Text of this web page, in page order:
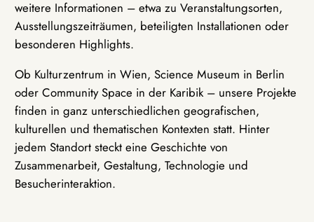
weitere Informationen – etwa zu Veranstaltungsorten,
Ausstellungszeiträumen, beteiligten Installationen oder
besonderen Highlights.
Ob Kulturzentrum in Wien, Science Museum in Berlin
oder Community Space in der Karibik – unsere Projekte
finden in ganz unterschiedlichen geografischen,
kulturellen und thematischen Kontexten statt. Hinter
jedem Standort steckt eine Geschichte von
Zusammenarbeit, Gestaltung, Technologie und
Besucherinteraktion.